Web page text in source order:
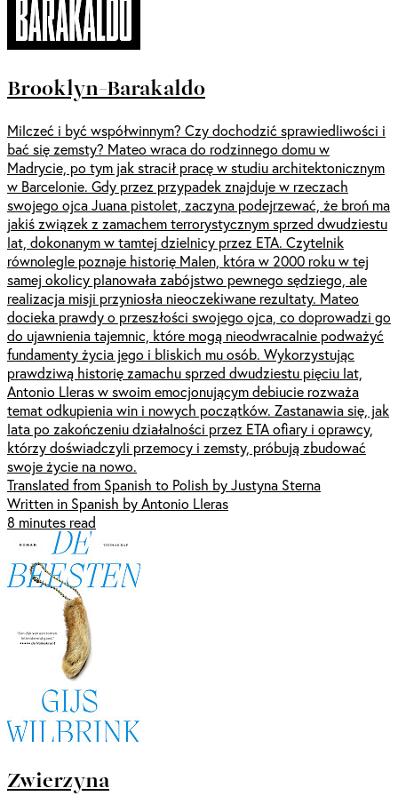
Brooklyn-Barakaldo
Milczeć i być współwinnym? Czy dochodzić sprawiedliwości i
bać się zemsty? Mateo wraca do rodzinnego domu w
Madrycie, po tym jak stracił pracę w studiu architektonicznym
w Barcelonie. Gdy przez przypadek znajduje w rzeczach
swojego ojca Juana pistolet, zaczyna podejrzewać, że broń ma
jakiś związek z zamachem terrorystycznym sprzed dwudziestu
lat, dokonanym w tamtej dzielnicy przez ETA. Czytelnik
równolegle poznaje historię Malen, która w 2000 roku w tej
samej okolicy planowała zabójstwo pewnego sędziego, ale
realizacja misji przyniosła nieoczekiwane rezultaty. Mateo
docieka prawdy o przeszłości swojego ojca, co doprowadzi go
do ujawnienia tajemnic, które mogą nieodwracalnie podważyć
fundamenty życia jego i bliskich mu osób. Wykorzystując
prawdziwą historię zamachu sprzed dwudziestu pięciu lat,
Antonio Lleras w swoim emocjonującym debiucie rozważa
temat odkupienia win i nowych początków. Zastanawia się, jak
lata po zakończeniu działalności przez ETA ofiary i oprawcy,
którzy doświadczyli przemocy i zemsty, próbują zbudować
swoje życie na nowo.
Translated from Spanish to Polish by Justyna Sterna
Written in Spanish by Antonio Lleras
8 minutes read
Zwierzyna